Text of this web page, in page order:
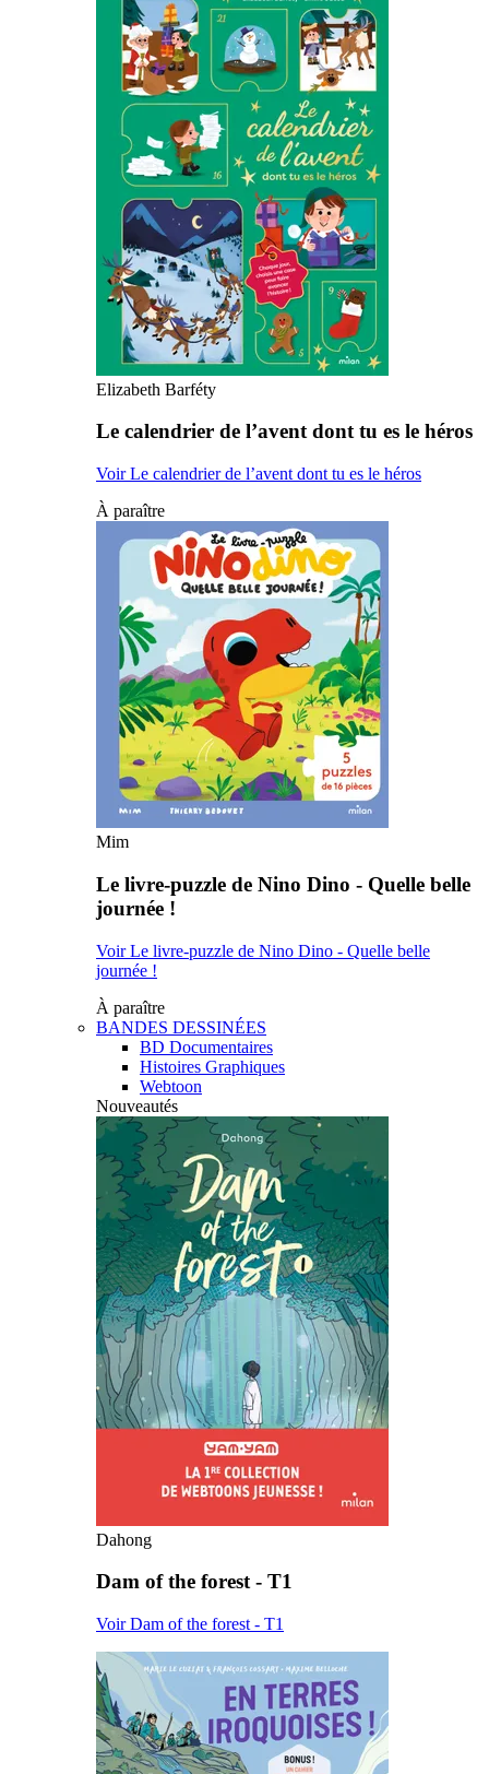
Elizabeth Barféty
Le calendrier de l’avent dont tu es le héros
Voir Le calendrier de l’avent dont tu es le héros
À paraître
Mim
Le livre-puzzle de Nino Dino - Quelle belle
journée !
Voir Le livre-puzzle de Nino Dino - Quelle belle
journée !
À paraître
BANDES DESSINÉES
BD Documentaires
Histoires Graphiques
Webtoon
Nouveautés
Dahong
Dam of the forest - T1
Voir Dam of the forest - T1